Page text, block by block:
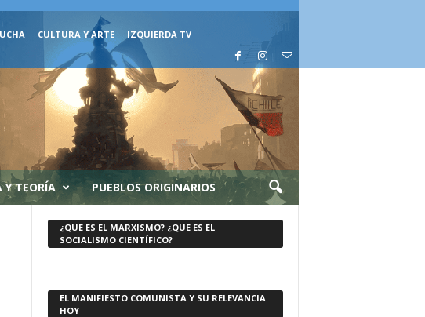
CULTURA Y ARTE IZQUIERDA TV
Y TEORÍA PUEBLOS ORIGINARIOS
¿QUE ES EL MARXISMO? ¿QUE ES EL
SOCIALISMO CIENTÍFICO?
EL MANIFIESTO COMUNISTA Y SU RELEVANCIA
HOY